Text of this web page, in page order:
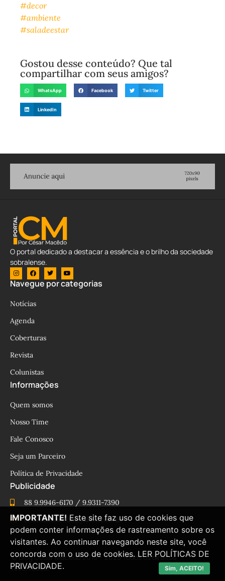
#decor
#ambiente
#saladeestar
Gostou desse conteúdo? Que tal
compartilhar com seus amigos?
WhatsApp Facebook Twitter
LinkedIn
O portal dedicado a destacar a essência e o brilho da sociedade
sobralense.
Navegue por categorias
Notícias
Agenda
Coberturas
Revista
Colunistas
Informações
Quem somos
Nosso Time
Fale Conosco
Seja um Parceiro
Política de Privacidade
Publicidade
88 9.9946-6170 / 9.9311-7390
cesinhamacedo@yahoo.com.br
© Blog César Macêdo 2015 – 2025 Todos os direitos
reservados.
IMPORTANTE! Este site faz uso de cookies que
podem conter informações de rastreamento sobre os
visitantes. Ao continuar navegando neste site, você
concorda com o uso de cookies. LER POLÍTICAS DE
PRIVACIDADE.
Sim, ACEITO!